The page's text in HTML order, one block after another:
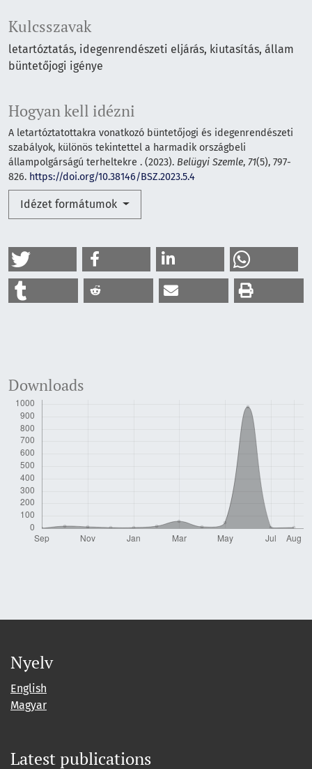
Kulcsszavak
letartóztatás idegenrendészeti eljárás kiutasítás állam
büntetőjogi igénye
Hogyan kell idézni
A letartóztatottakra vonatkozó büntetőjogi és idegenrendészeti
szabályok, különös tekintettel a harmadik országbeli
állampolgárságú terheltekre . (2023). Belügyi Szemle, 71(5), 797-
826. https://doi.org/10.38146/BSZ.2023.5.4
Idézet formátumok
Downloads
Nyelv
English
Magyar
Latest publications